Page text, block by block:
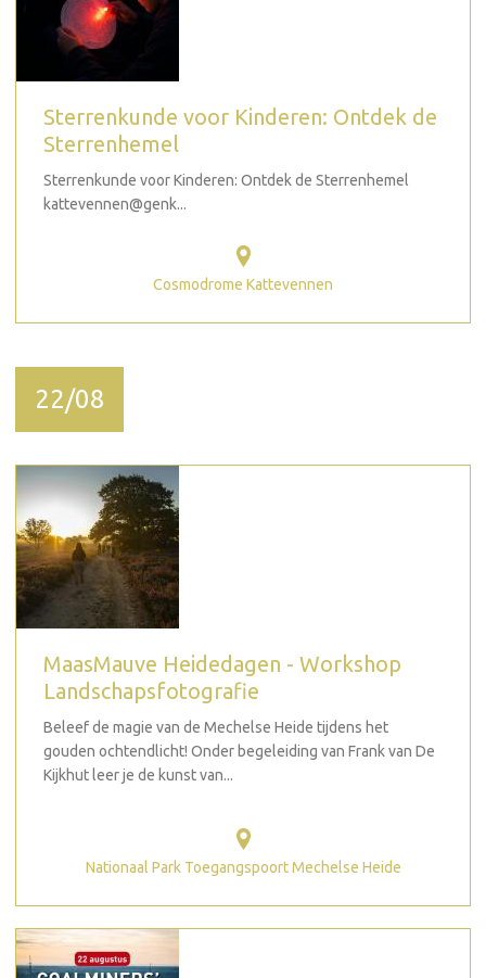
Sterrenkunde voor Kinderen: Ontdek de
Sterrenhemel
Sterrenkunde voor Kinderen: Ontdek de Sterrenhemel
kattevennen@genk...
Cosmodrome Kattevennen
22/08
MaasMauve Heidedagen - Workshop
Landschapsfotografie
Beleef de magie van de Mechelse Heide tijdens het
gouden ochtendlicht! Onder begeleiding van Frank van De
Kijkhut leer je de kunst van...
Nationaal Park Toegangspoort Mechelse Heide